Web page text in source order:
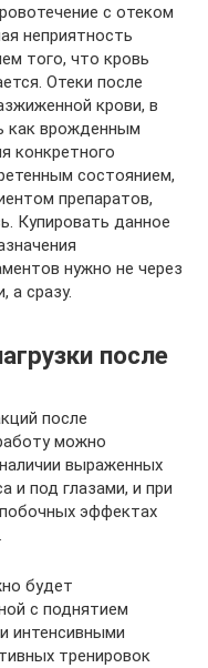
с отеком
неприятность
того, что кровь
Отеки после
крови, в
как врожденным
конкретного
состоянием,
препаратов,
Купировать данное
нужно не через
а сразу.
после
после
можно
выраженных
и под глазами, и при
эффектах
будет
с поднятием
интенсивными
тренировок